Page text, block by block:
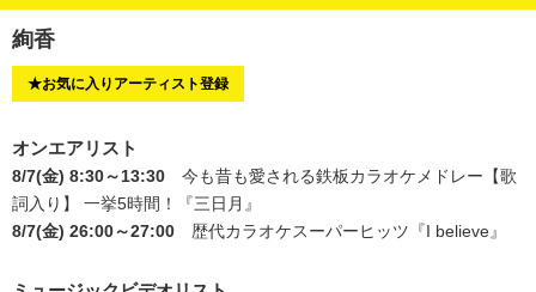
絢香
★お気に入りアーティスト登録
オンエアリスト
8/7(金) 8:30～13:30
今も昔も愛される鉄板カラオケメドレー【歌
詞入り】 一挙5時間！
『三日月』
8/7(金) 26:00～27:00
歴代カラオケスーパーヒッツ 『I believe』